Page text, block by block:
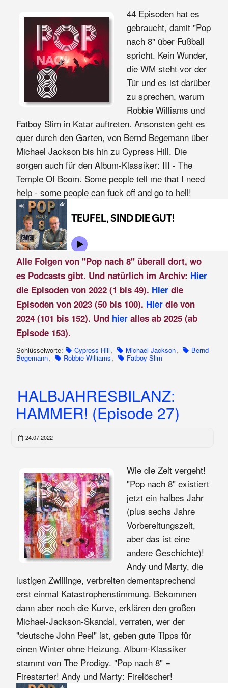
44 Episoden hat es
gebraucht, damit "Pop
nach 8" über Fußball
spricht. Kein Wunder,
die WM steht vor der
Tür und es ist darüber
zu sprechen, warum
Robbie Williams und
Fatboy Slim in Katar auftreten. Ansonsten geht es
quer durch den Garten, von Bernd Begemann über
Michael Jackson bis hin zu Cypress Hill. Die
sorgen auch für den Album-Klassiker: III - The
Temple Of Boom. Some people tell me that I need
help - some people can fuck off and go to hell!
Alle Folgen von "Pop nach 8" überall dort, wo
es Podcasts gibt. Und natürlich im Archiv: Hier
die Episoden von 2022 (1 bis 49). Hierdie
Episoden von 2023 (50 bis 100). Hier die von
2024 (101 bis 152). Und hier alles ab 2025 (ab
Episode 153).
Schlüsselworte: Cypress Hill, Michael Jackson, Bernd
Begemann, Robbie Williams, Fatboy Slim
HALBJAHRESBILANZ:
HAMMER! (Episode 27)
24.07.2022
Wie die Zeit vergeht!
"Pop nach 8" existiert
jetzt ein halbes Jahr
(plus sechs Jahre
Vorbereitungszeit,
aber das ist eine
andere Geschichte)!
Andy und Marty, die
lustigen Zwillinge, verbreiten dementsprechend
erst einmal Katastrophenstimmung. Bekommen
dann aber noch die Kurve, erklären den großen
Michael-Jackson-Skandal, verraten, wer der
"deutsche John Peel" ist, geben gute Tipps für
einen Winter ohne Heizung. Album-Klassiker
stammt von The Prodigy. "Pop nach 8" =
Firestarter! Andy und Marty: Firelöscher!